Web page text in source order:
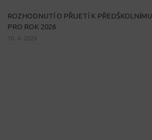
ROZHODNUTÍ O PŘIJETÍ K
PRO ROK 2026
10. 4. 2026